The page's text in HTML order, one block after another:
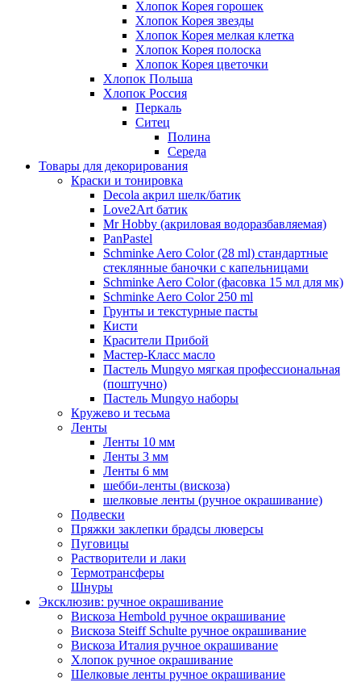
Хлопок Корея горошек
Хлопок Корея звезды
Хлопок Корея мелкая клетка
Хлопок Корея полоска
Хлопок Корея цветочки
Хлопок Польша
Хлопок Россия
Перкаль
Ситец
Полина
Середа
Товары для декорирования
Краски и тонировка
Decola акрил шелк/батик
Love2Art батик
Mr Hobby (акриловая водоразбавляемая)
PanPastel
Schminke Aero Color (28 ml) стандартные
стеклянные баночки с капельницами
Schminke Aero Color (фасовка 15 мл для мк)
Schminke Aero Color 250 ml
Грунты и текстурные пасты
Кисти
Красители Прибой
Мастер-Класс масло
Пастель Mungyo мягкая профессиональная
(поштучно)
Пастель Mungyo наборы
Кружево и тесьма
Ленты
Ленты 10 мм
Ленты 3 мм
Ленты 6 мм
шебби-ленты (вискоза)
шелковые ленты (ручное окрашивание)
Подвески
Пряжки заклепки брадсы люверсы
Пуговицы
Растворители и лаки
Термотрансферы
Шнуры
Эксклюзив: ручное окрашивание
Вискоза Hembold ручное окрашивание
Вискоза Steiff Schulte ручное окрашивание
Вискоза Италия ручное окрашивание
Хлопок ручное окрашивание
Шелковые ленты ручное окрашивание